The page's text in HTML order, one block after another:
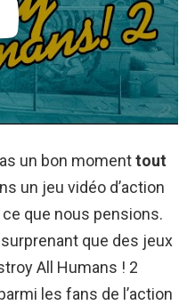
un bon momenttout
un jeu vidéo d’action
ce que nous pensions.
que des jeux
All Humans ! 2
les fans de l’action